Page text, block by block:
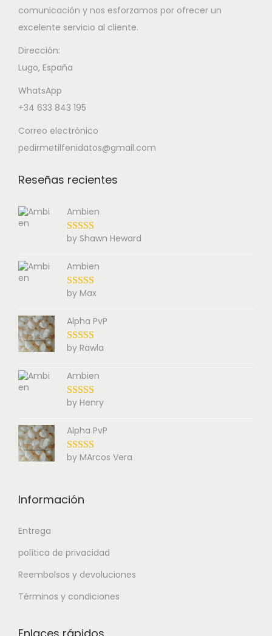
comunicación y nos esforzamos por ofrecer un
excelente servicio al cliente.
Dirección:
Lugo, España
WhatsApp
+34 633 843 195
Correo electrónico
pedirmetilfenidatos@gmail.com
Reseñas recientes
Ambien
by Shawn Heward
Ambien
by Max
Alpha PvP
by Rawla
Ambien
by Henry
Alpha PvP
by MArcos Vera
Información
Entrega
política de privacidad
Reembolsos y devoluciones
Términos y condiciones